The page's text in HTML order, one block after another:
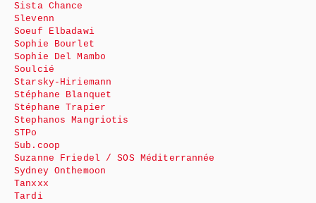
Sista Chance
Slevenn
Soeuf Elbadawi
Sophie Bourlet
Sophie Del Mambo
Soulcié
Starsky-Hiriemann
Stéphane Blanquet
Stéphane Trapier
Stephanos Mangriotis
STPo
Sub.coop
Suzanne Friedel / SOS Méditerrannée
Sydney Onthemoon
Tanxxx
Tardi